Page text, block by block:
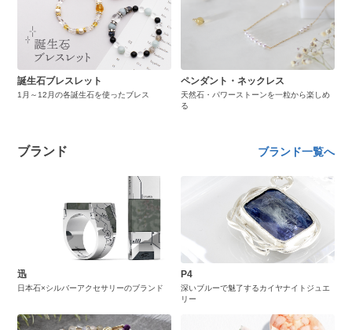
誕生石ブレスレット
1月～12月の各誕生石を使ったブレス
ペンダント・ネックレス
天然石・パワーストーンを一粒から楽しめ
る
ブランド ブランド一覧へ
迅
日本石×シルバーアクセサリーのブランド
P4
深いブルーで魅了するカイヤナイトジュエ
リー